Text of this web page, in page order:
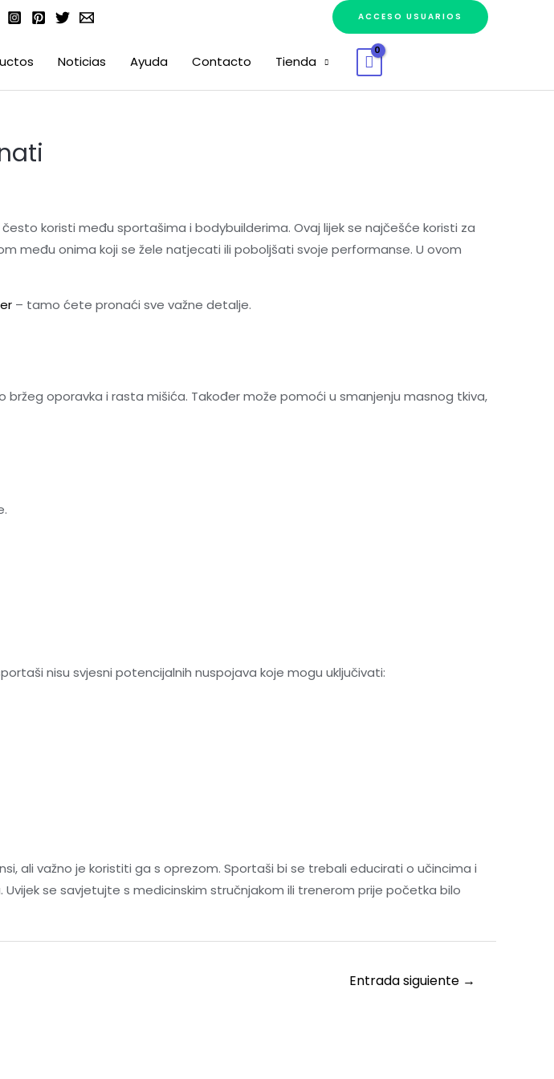
ACCESO USUARIOS
Noticias Ayuda Contacto Tienda
koristi među sportašima i bodybuilderima. Ovaj lijek se najčešće koristi za
među onima koji se žele natjecati ili poboljšati svoje performanse. U ovom
– tamo ćete pronaći sve važne detalje.
oporavka i rasta mišića. Također može pomoći u smanjenju masnog tkiva,
nisu svjesni potencijalnih nuspojava koje mogu uključivati:
ali važno je koristiti ga s oprezom. Sportaši bi se trebali educirati o učincima i
se savjetujte s medicinskim stručnjakom ili trenerom prije početka bilo
Entrada siguiente →